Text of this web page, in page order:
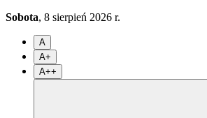
Sobota, 8 sierpień 2026 r.
A
A+
A++